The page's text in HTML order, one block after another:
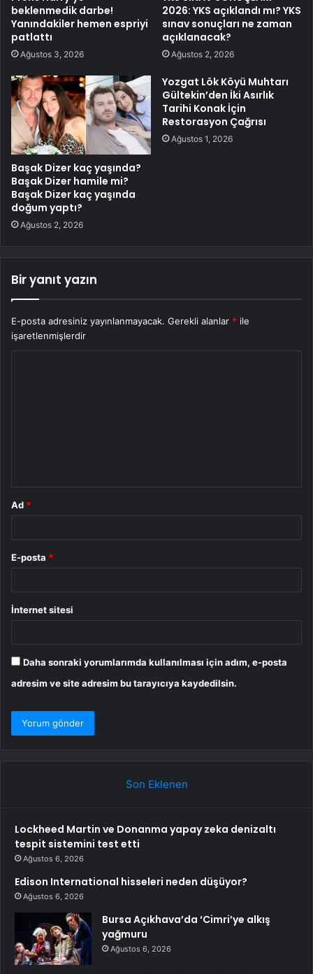
beklenmedik darbe!
Yanındakiler hemen espriyi
patlattı
Ağustos 3, 2026
2026: YKS açıklandı mı? YKS
sınav sonuçları ne zaman
açıklanacak?
Ağustos 2, 2026
Başak Dizer kaç yaşında?
Başak Dizer hamile mi?
Başak Dizer kaç yaşında
doğum yaptı?
Ağustos 2, 2026
Yozgat Lök Köyü Muhtarı
Gültekin’den İki Asırlık
Tarihi Konak İçin
Restorasyon Çağrısı
Ağustos 1, 2026
Bir yanıt yazın
E-posta adresiniz yayınlanmayacak. Gerekli alanlar * ile
işaretlenmişlerdir
Ad *
E-posta *
İnternet sitesi
Daha sonraki yorumlarımda kullanılması için adım, e-posta
adresim ve site adresim bu tarayıcıya kaydedilsin.
Son Eklenen
Lockheed Martin ve Donanma yapay zeka denizaltı
tespit sistemini test etti
Ağustos 6, 2026
Edison International hisseleri neden düşüyor?
Ağustos 6, 2026
Bursa Açıkhava’da ‘Cimri’ye alkış
yağmuru
Ağustos 6, 2026